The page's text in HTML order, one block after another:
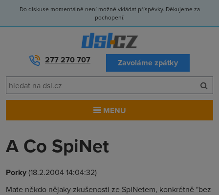
Do diskuse momentálně není možné vkládat příspěvky. Děkujeme za
pochopení.
277 270 707 Zavoláme zpátky
MENU
A Co SpiNet
Porky(18.2.2004 14:04:32)
Mate někdo nějaky zkušenosti ze SpiNetem, konkrétně "bez